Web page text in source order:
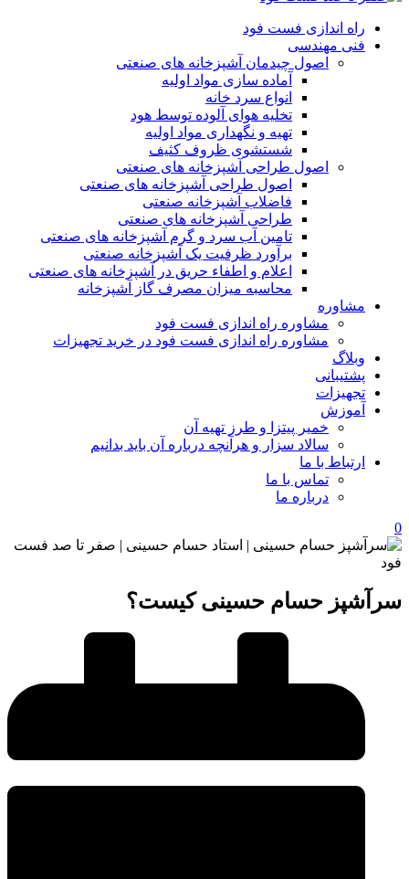
راه اندازی فست فود
فنی مهندسی
اصول چیدمان آشپزخانه های صنعتی
آماده سازی مواد اولیه
انواع سرد خانه
تخلیه هوای آلوده توسط هود
تهیه و نگهداری مواد اولیه
شستشوی ظروف کثیف
اصول طراحی آشپزخانه های صنعتی
اصول طراحی آشپزخانه های صنعتی
فاضلاب آشپزخانه صنعتی
طراحی آشپزخانه های صنعتی
تامین آب سرد و گرم آشپزخانه های صنعتی
برآورد ظرفیت یک آشپزخانه صنعتی
اعلام و اطفاء حریق در آشپزخانه های صنعتی
محاسبه میزان مصرف گاز آشپزخانه
مشاوره
مشاوره راه اندازی فست فود
مشاوره راه اندازی فست فود در خرید تجهیزات
وبلاگ
پشتیبانی
تجهیزات
آموزش
خمیر پیتزا و طرز تهیه آن
سالاد سزار و هرآنچه درباره آن باید بدانیم
ارتباط با ما
تماس با ما
درباره ما
0
سرآشپز حسام حسینی کیست؟